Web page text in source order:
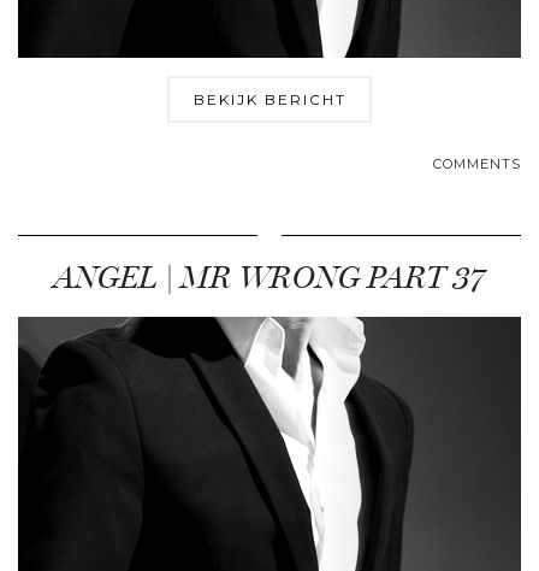
BEKIJK BERICHT
COMMENTS
ANGEL | MR WRONG PART 37